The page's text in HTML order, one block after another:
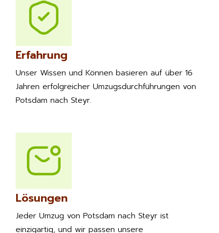
Erfahrung
Unser Wissen und Können basieren auf über 16
Jahren erfolgreicher Umzugsdurchführungen von
Potsdam nach Steyr.
Lösungen
Jeder Umzug von Potsdam nach Steyr ist
einzigartig, und wir passen unsere